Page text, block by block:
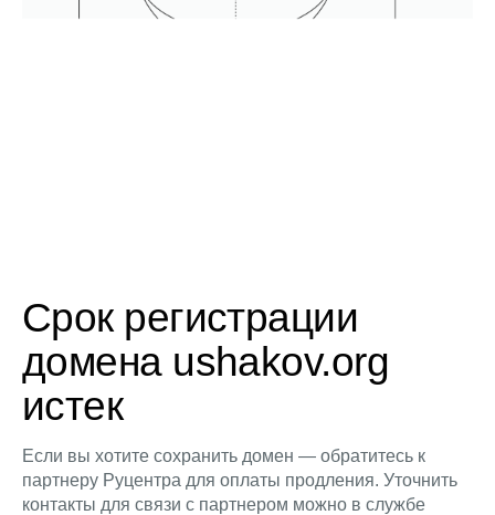
Срок регистрации
домена ushakov.org
истек
Если вы хотите сохранить домен — обратитесь к
партнеру Руцентра для оплаты продления. Уточнить
контакты для связи с партнером можно в службе